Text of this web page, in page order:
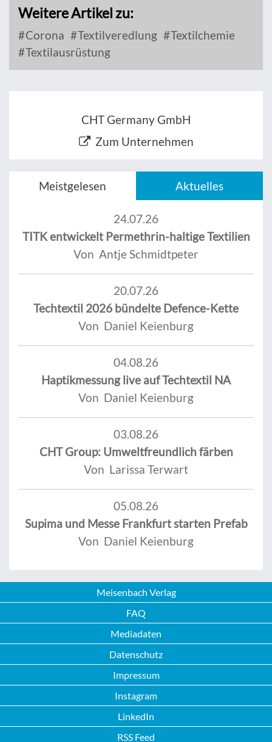
Weitere Artikel zu:
Corona Textilveredlung
Textilchemie
Textilausrüstung
CHT Germany GmbH
Zum Unternehmen
Meistgelesen Aktuelles
24.07.26
TITK entwickelt Permethrin-haltige Textilien
Von Antje Schmidtpeter
20.07.26
Techtextil 2026 bündelte Defence-Kette
Von Daniel Keienburg
04.08.26
Haptikmessung live auf Techtextil NA
Von Daniel Keienburg
03.08.26
CHT Group: Umweltfreundlich färben
Von Larissa Terwart
05.08.26
Supima und Messe Frankfurt starten Prefab
Von Daniel Keienburg
Meisenbach Verlag
FAQ
Mediadaten
Datenschutz
Impressum
Instagram
LinkedIn
RSS Feed